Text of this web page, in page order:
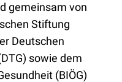
gemeinsam von
Stiftung
Deutschen
sowie dem
(BIÖG)